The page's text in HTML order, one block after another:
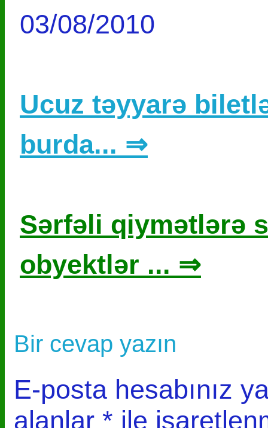
03/08/2010
Ucuz təyyarə
burda... ⇒
Sərfəli qiymətlərə
obyektlər ... ⇒
Bir cevap yazın
E-posta hesabınız
alanlar * ile